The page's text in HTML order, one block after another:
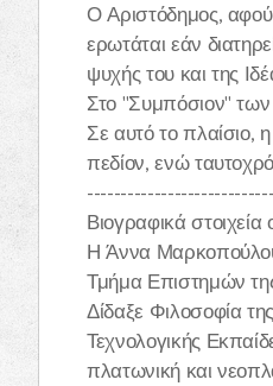
Ο Αριστόδημος, αφού
ερωτάται εάν
ψυχής του και της
Στο "Συμπόσιον" των
Σε αυτό το πλαίσιο,
πεδίον, ενώ
Βιογραφικά στοιχεία
Η Άννα
Τμήμα Επιστημών
Δίδαξε Φιλοσοφία
Τεχνολογικής
πλατωνική και